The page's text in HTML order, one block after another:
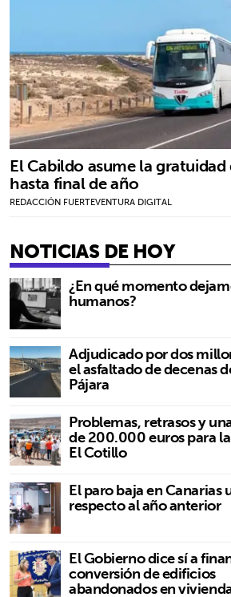
El Cabildo asume la gratuidad
hasta final de año
REDACCIÓN FUERTEVENTURA DIGITAL
NOTICIAS DE HOY
¿En qué momento
humanos?
Adjudicado por dos
el asfaltado de decenas
Pájara
Problemas, retrasos y
de 200.000 euros para
El Cotillo
El paro baja en Canarias
respecto al año anterior
El Gobierno dice sí a
conversión de edificios
abandonados en